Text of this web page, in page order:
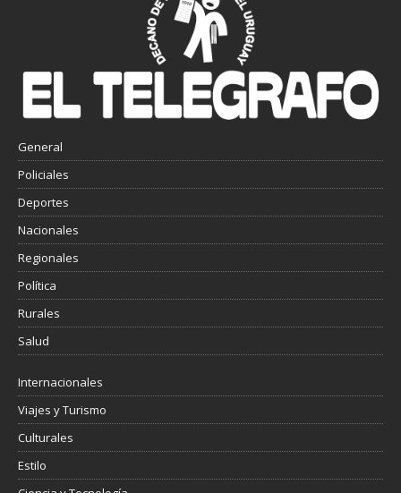
General
Policiales
Deportes
Nacionales
Regionales
Política
Rurales
Salud
Internacionales
Viajes y Turismo
Culturales
Estilo